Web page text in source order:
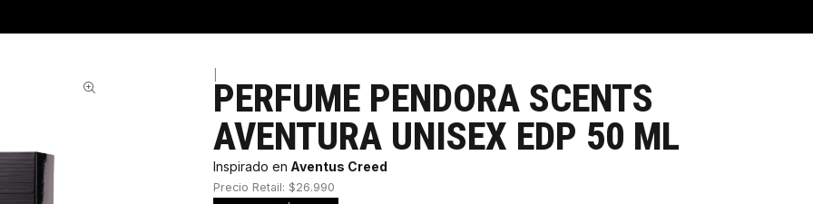
PERFUME PENDORA SCENTS
AVENTURA UNISEX EDP 50 ML
Inspirado en Aventus Creed
Precio Retail: $26.990